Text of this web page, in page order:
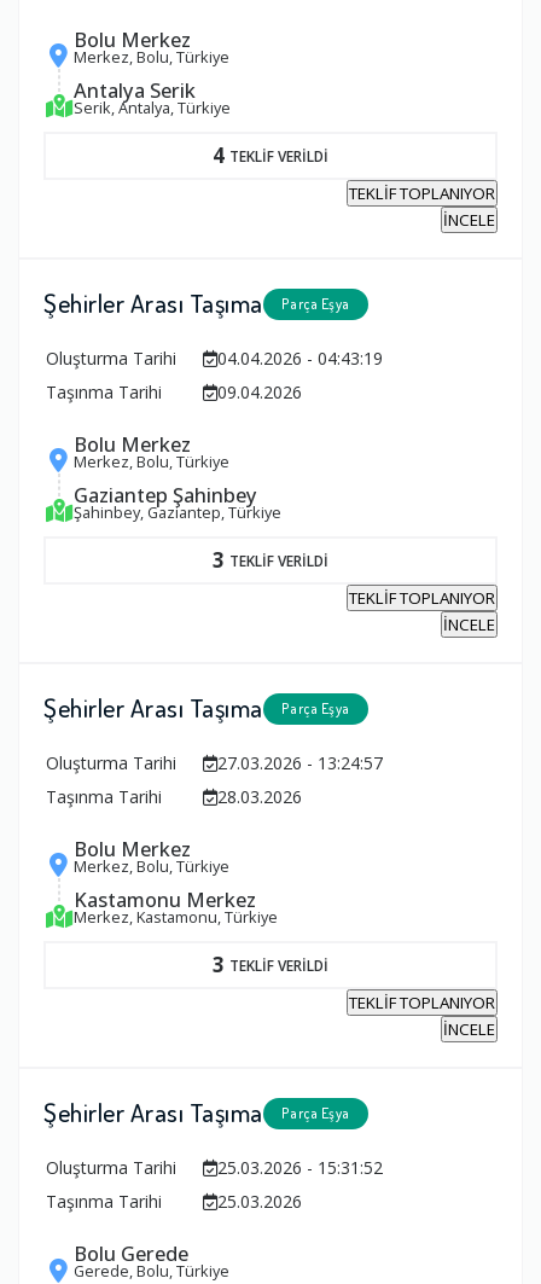
Bolu Merkez
Merkez, Bolu, Türkiye
Antalya Serik
Serik, Antalya, Türkiye
4 TEKLİF VERİLDİ
TEKLİF TOPLANIYOR
İNCELE
Şehirler Arası Taşıma Parça Eşya
Oluşturma Tarihi
04.04.2026 - 04:43:19
Taşınma Tarihi
09.04.2026
Bolu Merkez
Merkez, Bolu, Türkiye
Gaziantep Şahinbey
Şahinbey, Gaziantep, Türkiye
3 TEKLİF VERİLDİ
TEKLİF TOPLANIYOR
İNCELE
Şehirler Arası Taşıma Parça Eşya
Oluşturma Tarihi
27.03.2026 - 13:24:57
Taşınma Tarihi
28.03.2026
Bolu Merkez
Merkez, Bolu, Türkiye
Kastamonu Merkez
Merkez, Kastamonu, Türkiye
3 TEKLİF VERİLDİ
TEKLİF TOPLANIYOR
İNCELE
Şehirler Arası Taşıma Parça Eşya
Oluşturma Tarihi
25.03.2026 - 15:31:52
Taşınma Tarihi
25.03.2026
Bolu Gerede
Gerede, Bolu, Türkiye